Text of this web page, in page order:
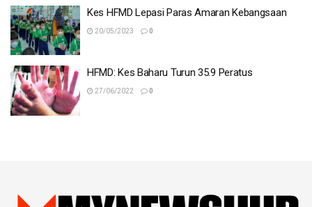
Kes HFMD Lepasi Paras Amaran Kebangsaan
20/05/2023 0
HFMD: Kes Baharu Turun 35.9 Peratus
27/06/2022 0